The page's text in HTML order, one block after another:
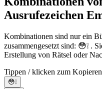
Ausrufezeichen
Kombinationen sind nur ein
zusammengesetzt sind: 😳❕ .
Erstellung von Rätsel oder
Tippen / klicken zum
😳❕